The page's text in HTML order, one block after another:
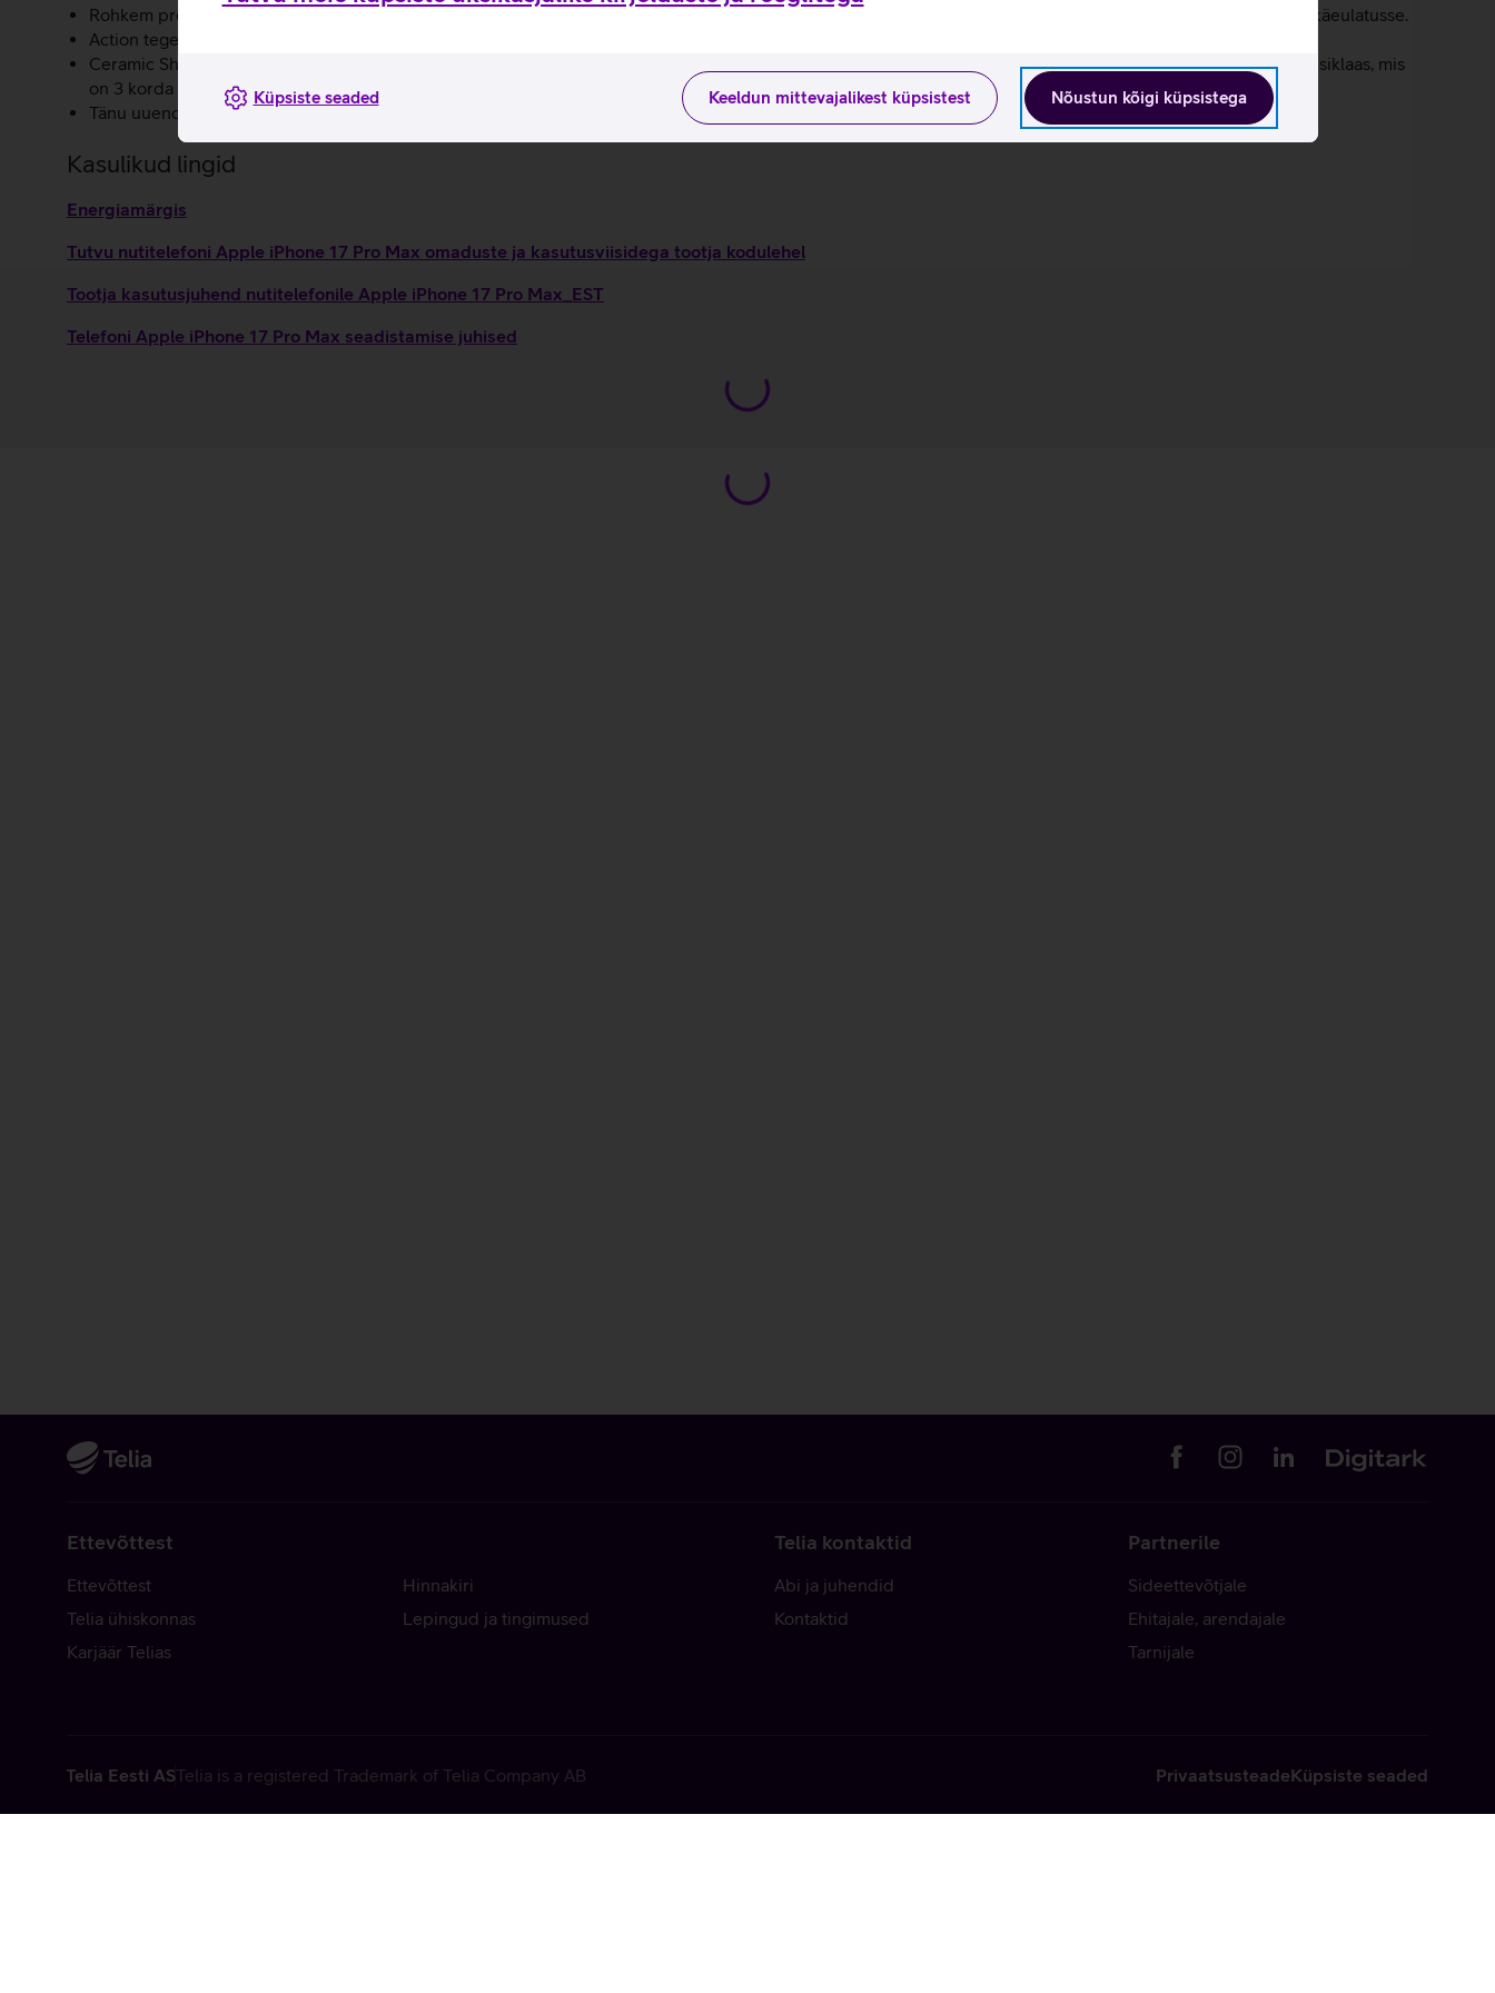
Nõustun kõigi küpsistega
Keeldun mittevajalikest küpsistest
Küpsiste seaded
Rohkem professionaalseid videofunktsioone nagu täiustatud stabiliseerimine ja kinotasemel tehnilised näitajad, et tuua võimsad videolahendused otse sinu käeulatusse.
Action tegevusnupp võimaldab kiiret ligipääsu enda lemmikfunktsioonidele.
Ceramic Shield kaitseb iPhone 17 Pro Max tagakülge, muutes selle vastupidavamaks pragudele. Seadme ekraani kaitseb kriimustuskindel Ceramic Shield 2 esiklaas, mis
on 3 korda vastupidavam kui eelkäijal.
Tänu uuendatud sisemisele ehitusele on akule loodud oluliselt rohkem ruumi, mis tagab parema akukestvuse võrreldes eelmisel mudeliga.
Kasulikud lingid
Energiamärgis
Tutvu nutitelefoni Apple iPhone 17 Pro Max omaduste ja kasutusviisidega tootja kodulehel
Tootja kasutusjuhend nutitelefonile Apple iPhone 17 Pro Max_EST
Telefoni Apple iPhone 17 Pro Max seadistamise juhised
Ettevõttest
Ettevõttest
Telia ühiskonnas
Karjäär Telias
Hinnakiri
Lepingud ja tingimused
Telia kontaktid
Abi ja juhendid
Kontaktid
Partnerile
Sideettevõtjale
Ehitajale, arendajale
Tarnijale
Telia Eesti ASTelia is a registered Trademark of Telia Company AB PrivaatsusteadeKüpsiste seaded